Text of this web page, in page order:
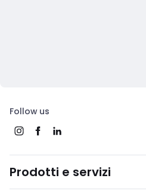
Follow us
Prodotti e servizi